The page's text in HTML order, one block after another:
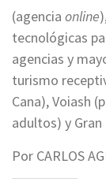
(agencia online
tecnológicas
agencias y
turismo
Cana), Voiash
adultos) y
Por CARLOS